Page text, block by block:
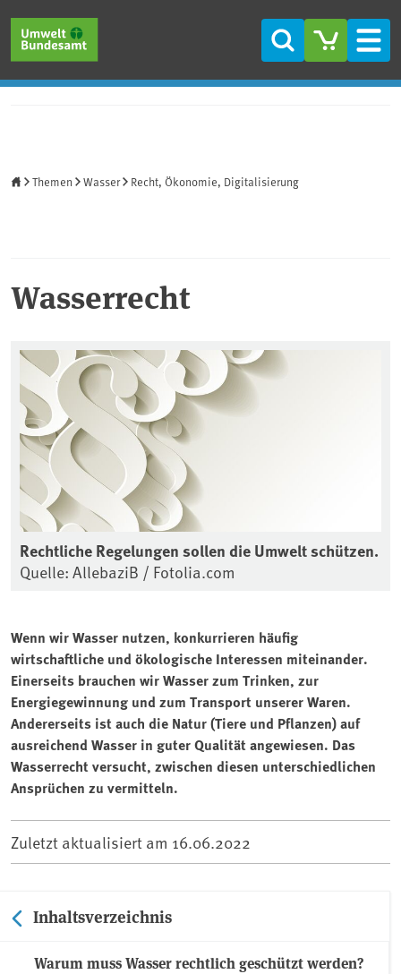
Suche
Themen Wasser Recht, Ökonomie, Digitalisierung
Wasserrecht
Rechtliche Regelungen sollen die Umwelt schützen.
Quelle: AllebaziB / Fotolia.com
Wenn wir Wasser nutzen, konkurrieren häufig
wirtschaftliche und ökologische Interessen miteinander.
Einerseits brauchen wir Wasser zum Trinken, zur
Energiegewinnung und zum Transport unserer Waren.
Andererseits ist auch die Natur (Tiere und Pflanzen) auf
ausreichend Wasser in guter Qualität angewiesen. Das
Wasserrecht versucht, zwischen diesen unterschiedlichen
Ansprüchen zu vermitteln.
Zuletzt aktualisiert am 16.06.2022
Inhaltsverzeichnis
Warum muss Wasser rechtlich geschützt werden?